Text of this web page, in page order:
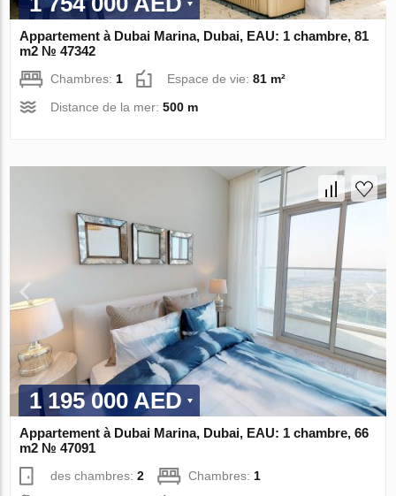
Appartement à Dubai Marina, Dubai, EAU: 1 chambre, 81
m2 № 47342
Chambres: 1 Espace de vie:81 m²
Distance de la mer:500 m
1 195 000 AED
Appartement à Dubai Marina, Dubai, EAU: 1 chambre, 66
m2 № 47091
des chambres:2 Chambres:1